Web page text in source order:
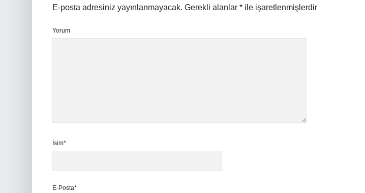
E-posta adresiniz yayınlanmayacak. Gerekli alanlar * ile işaretlenmişlerdir
Yorum
İsim*
E-Posta*